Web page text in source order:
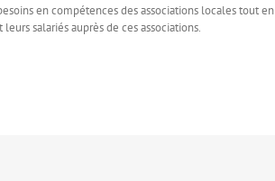
en compétences des associations locales tout
salariés auprès de ces associations.